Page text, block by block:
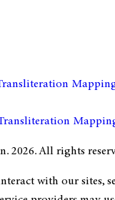
2026. All rights
with our sites,